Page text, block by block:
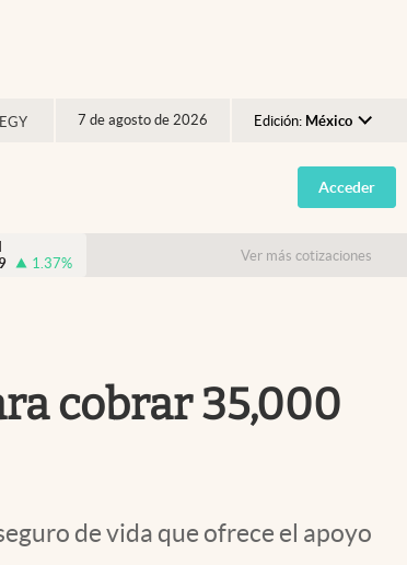
7 de agosto de 2026 Edición: México
Argentina
España
USA
Acceder
1.37% Ver más cotizaciones
cobrar 35,000
de vida que ofrece el apoyo